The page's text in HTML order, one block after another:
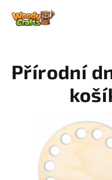
Přírodní